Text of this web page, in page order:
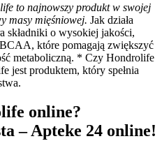
to najnowszy produkt w swojej
masy mięśniowej. Jak działa
składniki o wysokiej jakości,
które pomagają zwiększyć
metaboliczną. * Czy Hondrolife
jest produktem, który spełnia
online?
– Apteke 24 online!